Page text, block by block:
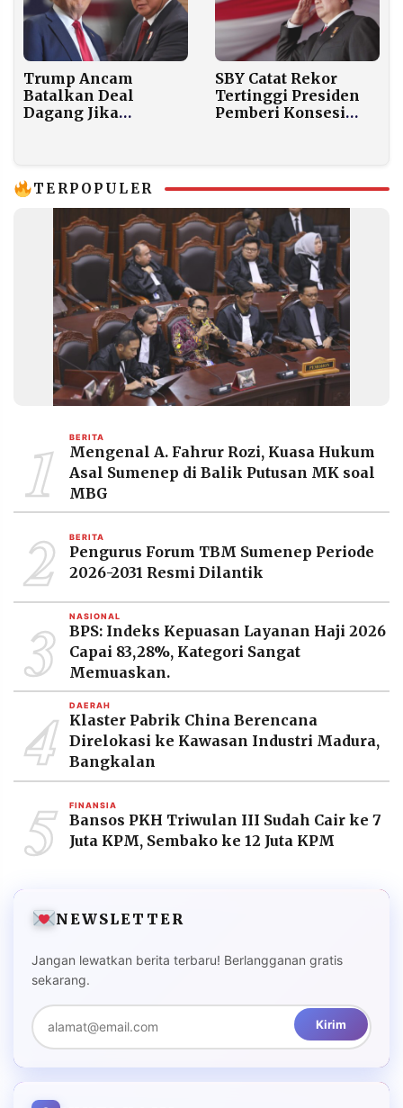
Trump Ancam
Batalkan Deal
Dagang Jika
Persimpangan Jalan?
SBY Catat Rekor
Tertinggi Presiden
Pemberi Konsesi
TERPOPULER
1 BERITA
Mengenal A. Fahrur Rozi, Kuasa Hukum
Asal Sumenep di Balik Putusan MK soal
MBG
2 BERITA
Pengurus Forum TBM Sumenep Periode
2026-2031 Resmi Dilantik
3 NASIONAL
BPS: Indeks Kepuasan Layanan Haji 2026
Capai 83,28%, Kategori Sangat
Memuaskan.
4 DAERAH
Klaster Pabrik China Berencana
Direlokasi ke Kawasan Industri Madura,
Bangkalan
5 FINANSIA
Bansos PKH Triwulan III Sudah Cair ke 7
Juta KPM, Sembako ke 12 Juta KPM
NEWSLETTER
Jangan lewatkan berita terbaru! Berlangganan gratis
sekarang.
Kirim